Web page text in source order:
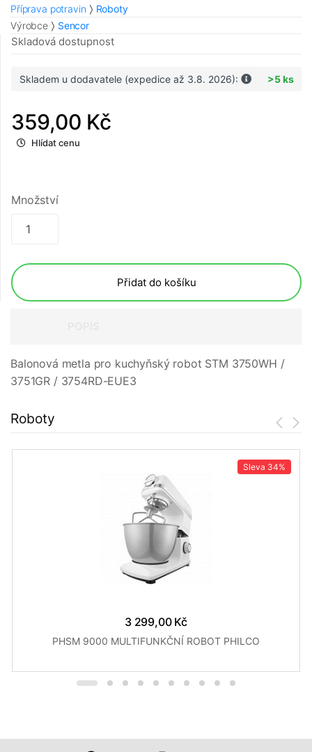
Příprava potravin
Roboty
Výrobce
Sencor
Skladová dostupnost
Skladem u dodavatele (expedice až 3.8. 2026): >5 ks
359,00 Kč
Hlídat cenu
Množství
Přidat do košíku
Balonová metla pro kuchyňský robot STM 3750WH /
3751GR / 3754RD-EUE3
Roboty
Sleva 34%
3 299,00 Kč
PHSM 9000 MULTIFUNKČNÍ ROBOT PHILCO